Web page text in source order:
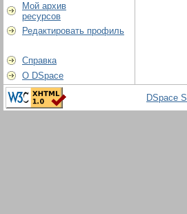
Мой архив
ресурсов
Редактировать профиль
Справка
О DSpace
DSpace